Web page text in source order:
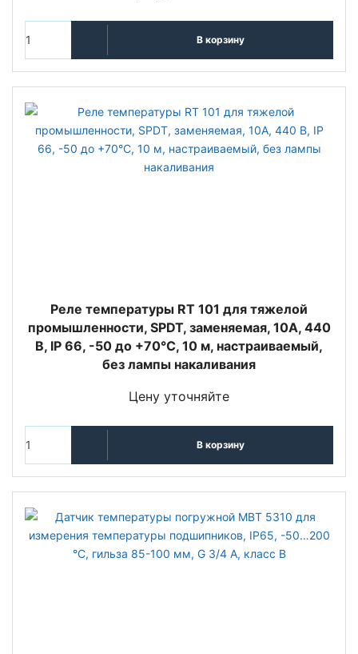
В корзину
Реле температуры RT 101 для тяжелой
промышленности, SPDT, заменяемая, 10А, 440
В, IP 66, -50 до +70°С, 10 м, настраиваемый,
без лампы накаливания
Цену уточняйте
В корзину